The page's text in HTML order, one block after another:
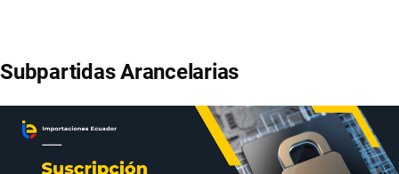
Subpartidas Arancelarias